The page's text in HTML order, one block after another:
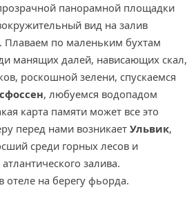
панорамной площадки
вид на залив
. Плаваем по маленьким бухтам
манящих далей, нависающих скал,
роскошной зелени, спускаемся
, любуемся водопадом
карта памяти может все это
перед нами возникает Ульвик,
среди горных лесов и
залива.
отеле на берегу фьорда.